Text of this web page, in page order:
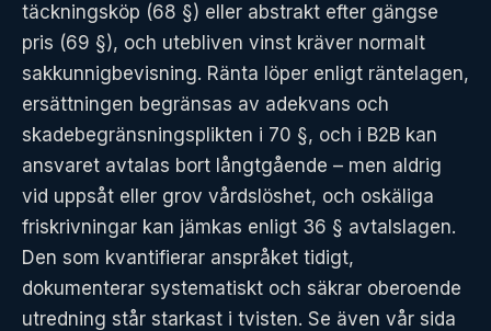
täckningsköp (68 §) eller abstrakt efter gängse
pris (69 §), och utebliven vinst kräver normalt
sakkunnigbevisning. Ränta löper enligt räntelagen,
ersättningen begränsas av adekvans och
skadebegränsningsplikten i 70 §, och i B2B kan
ansvaret avtalas bort långtgående – men aldrig
vid uppsåt eller grov vårdslöshet, och oskäliga
friskrivningar kan jämkas enligt 36 § avtalslagen.
Den som kvantifierar anspråket tidigt,
dokumenterar systematiskt och säkrar oberoende
utredning står starkast i tvisten. Se även vår sida